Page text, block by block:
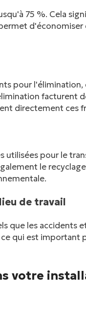
75 %. Cela
d'économiser
pour
facturent
directement ces
utilisées pour le
le
de travail
que les accidents
qui est important
votre